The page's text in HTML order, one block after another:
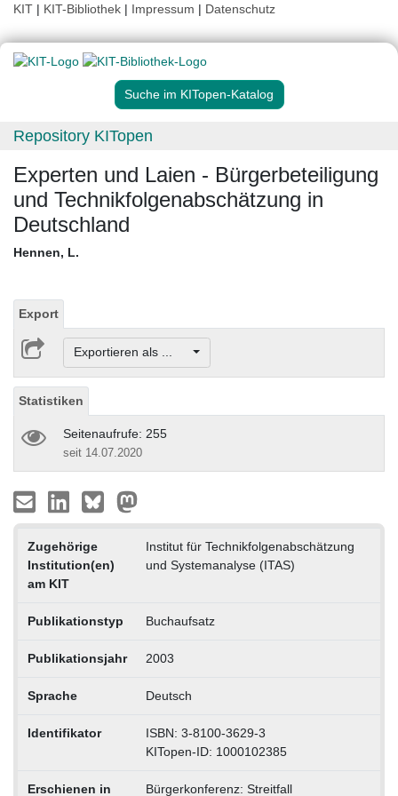
KIT | KIT-Bibliothek | Impressum | Datenschutz
Suche im KITopen-Katalog
Repository KITopen
Experten und Laien - Bürgerbeteiligung
und Technikfolgenabschätzung in
Deutschland
Hennen, L.
Export
Exportieren als ...
Statistiken
Seitenaufrufe: 255
seit 14.07.2020
Zugehörige
Institution(en)
am KIT
Institut für Technikfolgenabschätzung
und Systemanalyse (ITAS)
Publikationstyp Buchaufsatz
Publikationsjahr 2003
Sprache Deutsch
Identifikator
ISBN: 3-8100-3629-3
KITopen-ID: 1000102385
Erschienen in Bürgerkonferenz: Streitfall